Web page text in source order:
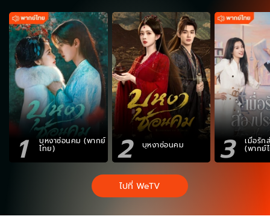
1 บุหงาซ่อนคม (พากย์
ไทย) 2 บุหงาซ่อนคม 3 เมื่อรัก
(พากย์
ไปที่ WeTV